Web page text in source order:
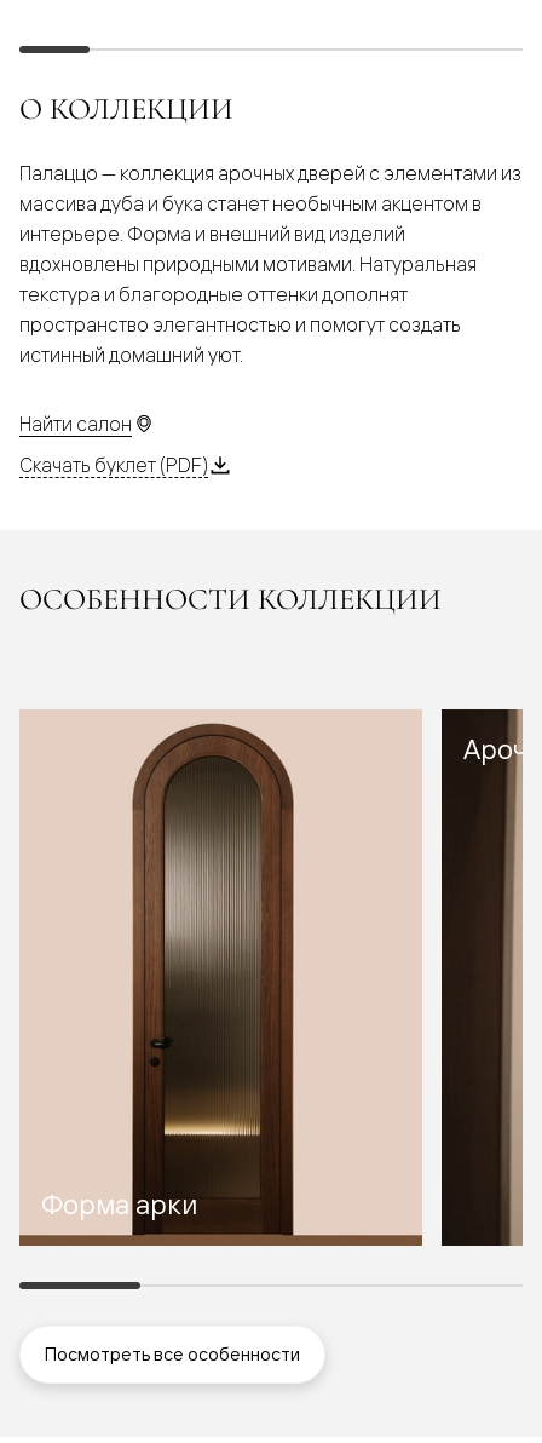
О КОЛЛЕКЦИИ
Палаццо — коллекция арочных дверей с элементами из
массива дуба и бука станет необычным акцентом в
интерьере. Форма и внешний вид изделий
вдохновлены природными мотивами. Натуральная
текстура и благородные оттенки дополнят
пространство элегантностью и помогут создать
истинный домашний уют.
Найти салон
Скачать буклет (PDF)
ОСОБЕННОСТИ КОЛЛЕКЦИИ
Форма арки
Посмотреть все особенности